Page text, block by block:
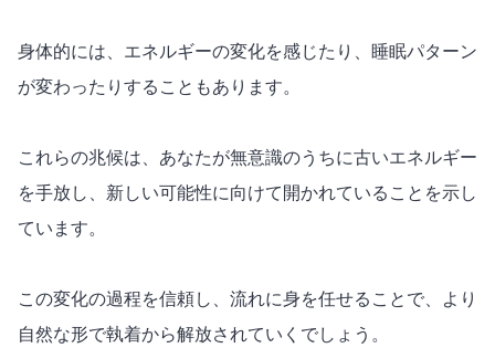
身体的には、エネルギーの変化を感じたり、睡眠パターン
が変わったりすることもあります。
これらの兆候は、あなたが無意識のうちに古いエネルギー
を手放し、新しい可能性に向けて開かれていることを示し
ています。
この変化の過程を信頼し、流れに身を任せることで、より
自然な形で執着から解放されていくでしょう。